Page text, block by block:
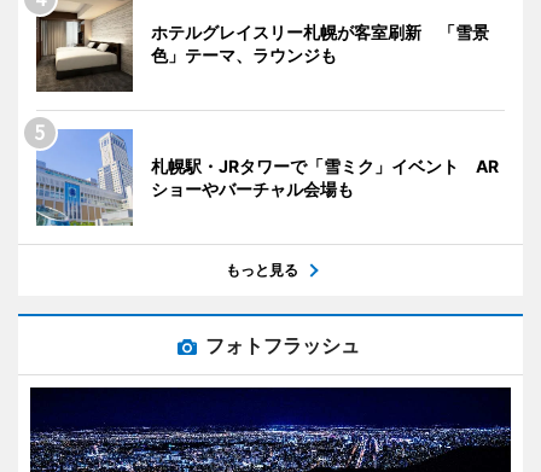
ホテルグレイスリー札幌が客室刷新 「雪景
色」テーマ、ラウンジも
札幌駅・JRタワーで「雪ミク」イベント AR
ショーやバーチャル会場も
もっと見る
フォトフラッシュ